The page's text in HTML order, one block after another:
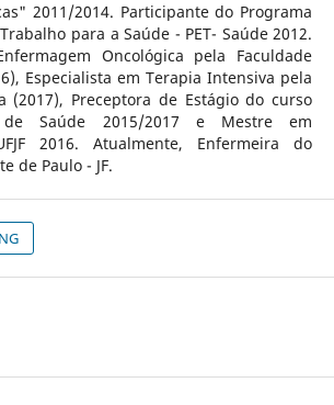
2011/2014. Participante do Programa
para a Saúde - PET- Saúde 2012.
Oncológica pela Faculdade
Especialista em Terapia Intensiva pela
(2017), Preceptora de Estágio do curso
de Saúde 2015/2017 e Mestre em
2016. Atualmente, Enfermeira do
de Paulo - JF.